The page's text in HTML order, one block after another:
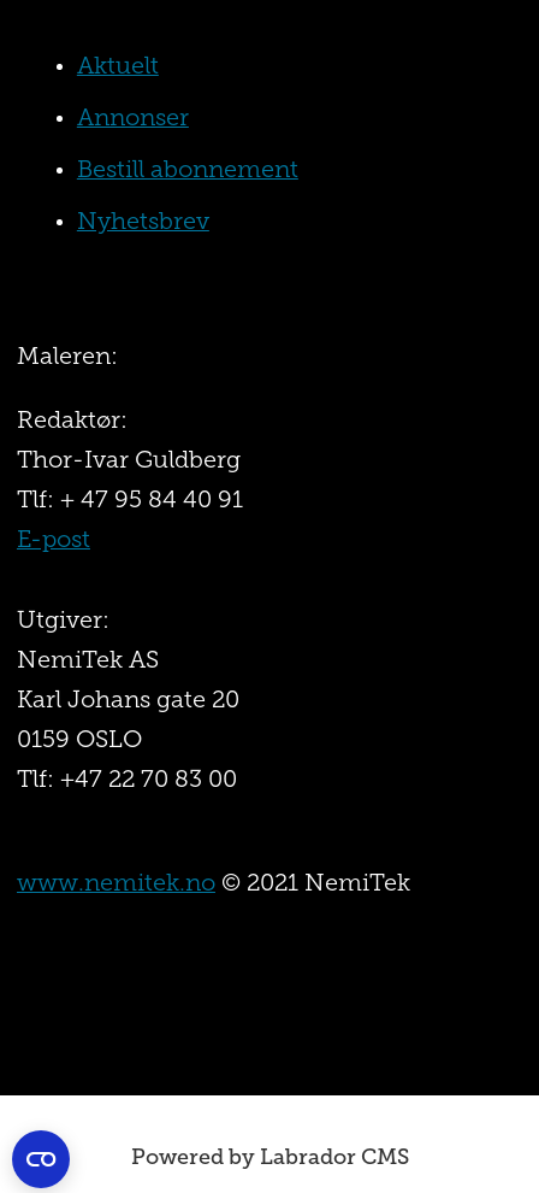
Aktuelt
Annonser
Bestill abonnement
Nyhetsbrev
Maleren:
Redaktør:
Thor-Ivar Guldberg
Tlf: + 47 95 84 40 91
E-post
Utgiver:
NemiTek AS
Karl Johans gate 20
0159 OSLO
Tlf: +47 22 70 83 00
www.nemitek.no© 2021 NemiTek
Powered by Labrador CMS